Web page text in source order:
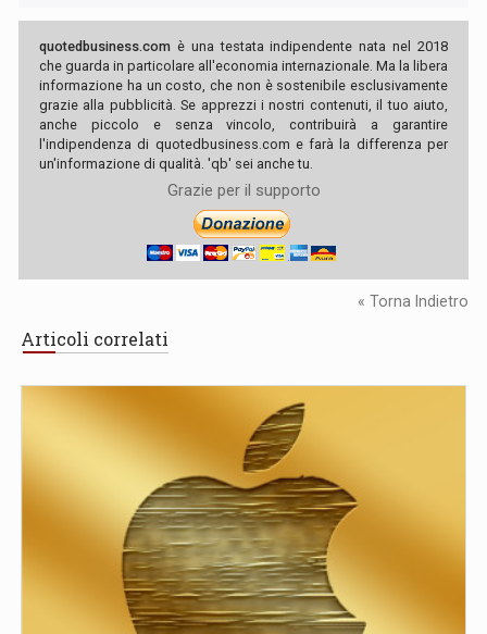
quotedbusiness.com è una testata indipendente nata nel 2018
che guarda in particolare all'economia internazionale. Ma la libera
informazione ha un costo, che non è sostenibile esclusivamente
grazie alla pubblicità. Se apprezzi i nostri contenuti, il tuo aiuto,
anche piccolo e senza vincolo, contribuirà a garantire
l'indipendenza di quotedbusiness.com e farà la differenza per
un'informazione di qualità. 'qb' sei anche tu.
Grazie per il supporto
« Torna Indietro
Articoli correlati